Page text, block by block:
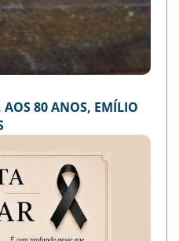
80 ANOS, EMÍLIO